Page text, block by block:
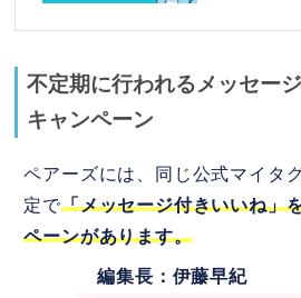
不定期に行われるメッセー
キャンペーン
ペアーズには、同じ公式マイタ
定で「メッセージ付きいいね」
ペーンがあります。
編集長：伊藤早紀